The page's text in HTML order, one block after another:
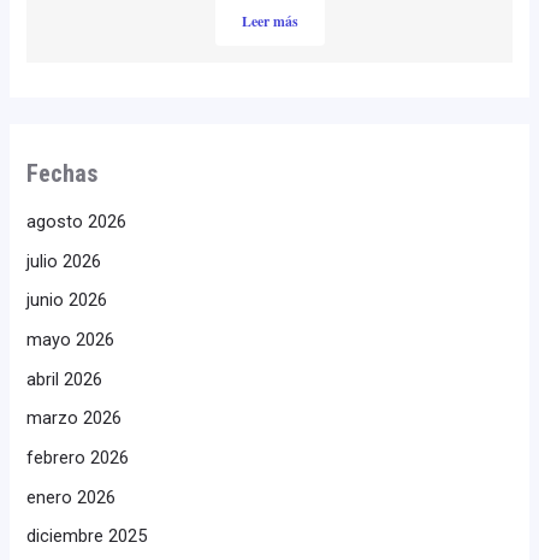
Leer más
Fechas
agosto 2026
julio 2026
junio 2026
mayo 2026
abril 2026
marzo 2026
febrero 2026
enero 2026
diciembre 2025